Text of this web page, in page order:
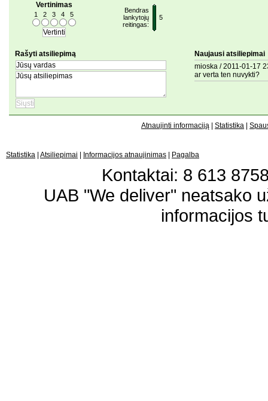
Vertinimas
1 2 3 4 5
Bendras
lankytojų
reitingas:
5
Rašyti atsiliepimą
Naujausi atsiliepimai
mioska / 2011-01-17
ar verta ten nuvykti?
Atnaujinti informaciją Statistika
Statistika Atsiliepimai Informacijos atnaujinimas Pagalba
Kontaktai: 8 613
UAB "We deliver" neatsako
informacijos